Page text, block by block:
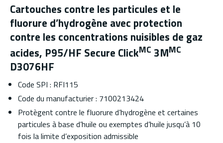
Cartouches contre les particules et le
fluorure d’hydrogène avec protection
contre les concentrations nuisibles de gaz
acides, P95/HF Secure ClickMC 3MMC
D3076HF
Code SPI : RFI115
Code du manufacturier : 7100213424
Protègent contre le fluorure d’hydrogène et certaines
particules à base d’huile ou exemptes d’huile jusqu’à 10
fois la limite d’exposition admissible